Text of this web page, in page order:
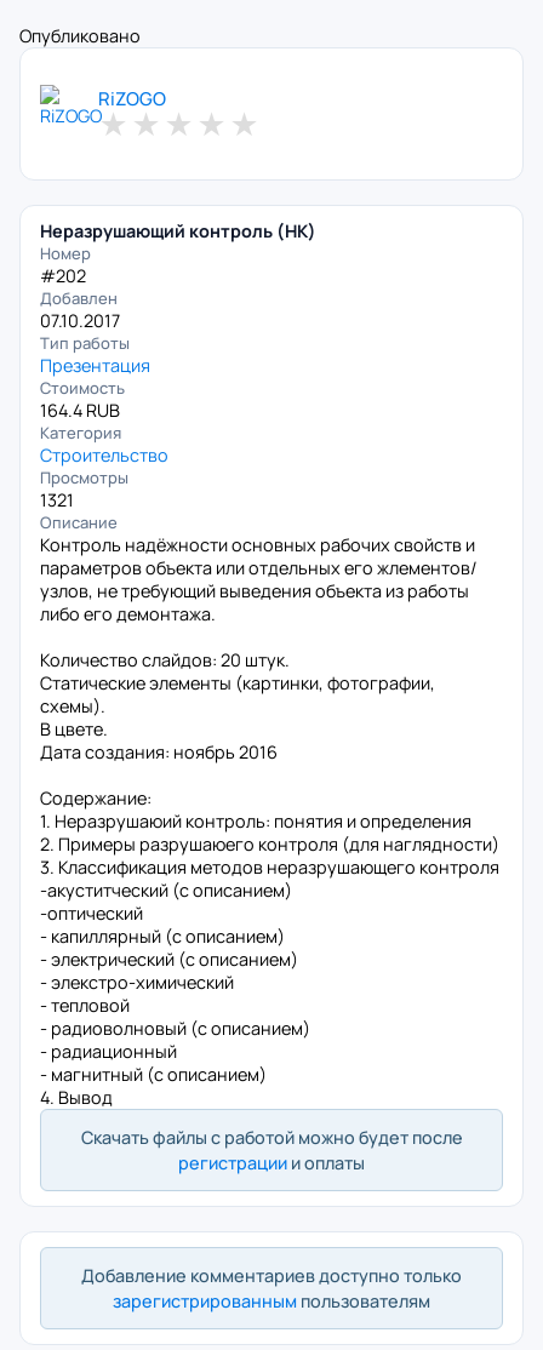
Опубликовано
RiZOGO
★ ★ ★ ★ ★
Неразрушающий контроль (НК)
Номер
#202
Добавлен
07.10.2017
Тип работы
Презентация
Стоимость
164.4 RUB
Категория
Строительство
Просмотры
1321
Описание
Контроль надёжности основных рабочих свойств и
параметров объекта или отдельных его жлементов/
узлов, не требующий выведения объекта из работы
либо его демонтажа.
Количество слайдов: 20 штук.
Статические элементы (картинки, фотографии,
схемы).
В цвете.
Дата создания: ноябрь 2016
Содержание:
1. Неразрушаюий контроль: понятия и определения
2. Примеры разрушаюего контроля (для наглядности)
3. Классификация методов неразрушающего контроля
-акуститческий (с описанием)
-оптический
- капиллярный (с описанием)
- электрический (с описанием)
- элекстро-химический
- тепловой
- радиоволновый (с описанием)
- радиационный
- магнитный (с описанием)
4. Вывод
Скачать файлы с работой можно будет после
регистрации и оплаты
Добавление комментариев доступно только
зарегистрированным пользователям